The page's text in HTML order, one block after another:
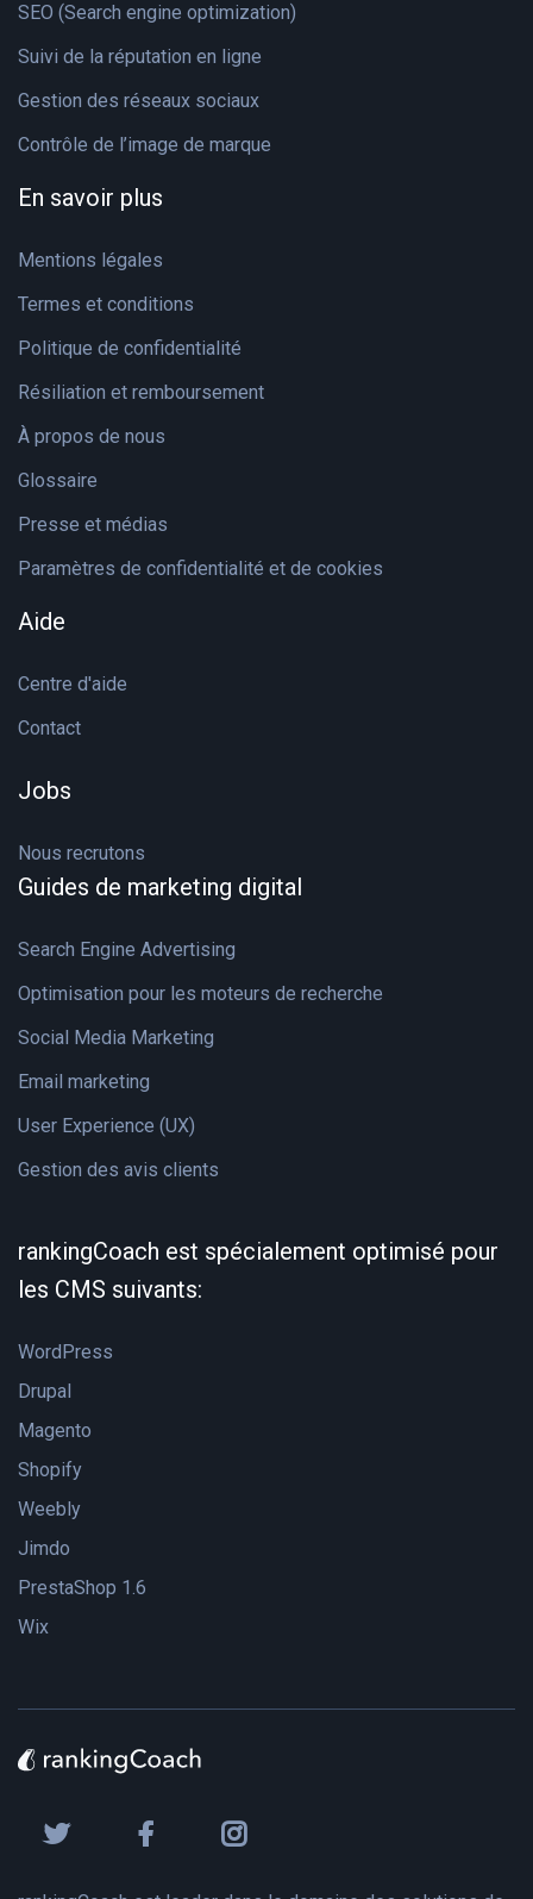
SEO (Search engine optimization)
Suivi de la réputation en ligne
Gestion des réseaux sociaux
Contrôle de l’image de marque
En savoir plus
Mentions légales
Termes et conditions
Politique de confidentialité
Résiliation et remboursement
À propos de nous
Glossaire
Presse et médias
Paramètres de confidentialité et de cookies
Aide
Centre d'aide
Contact
Jobs
Nous recrutons
Guides de marketing digital
Search Engine Advertising
Optimisation pour les moteurs de recherche
Social Media Marketing
Email marketing
User Experience (UX)
Gestion des avis clients
rankingCoach est spécialement optimisé pour
les CMS suivants:
WordPress
Drupal
Magento
Shopify
Weebly
Jimdo
PrestaShop 1.6
Wix